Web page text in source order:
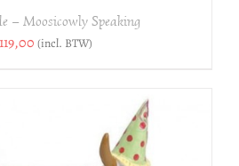
– Moosicowly Speaking
(incl. BTW)